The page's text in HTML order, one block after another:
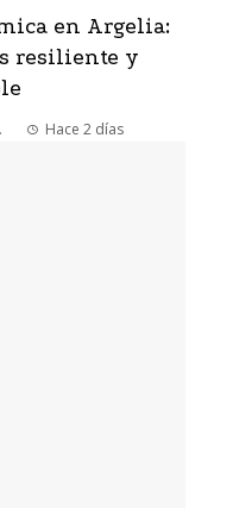
en Argelia:
resiliente y
Hace 2 días